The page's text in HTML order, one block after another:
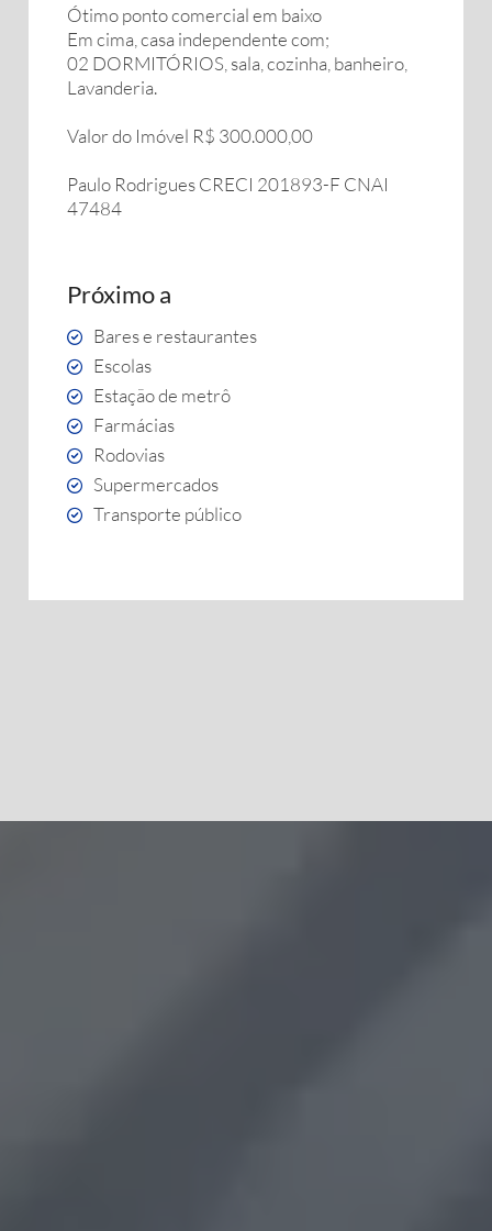
Ótimo ponto comercial em baixo
Em cima, casa independente com;
02 DORMITÓRIOS, sala, cozinha, banheiro,
Lavanderia.
Valor do Imóvel R$ 300.000,00
Paulo Rodrigues CRECI 201893-F CNAI
47484
Próximo a
Bares e restaurantes
Escolas
Estação de metrô
Farmácias
Rodovias
Supermercados
Transporte público